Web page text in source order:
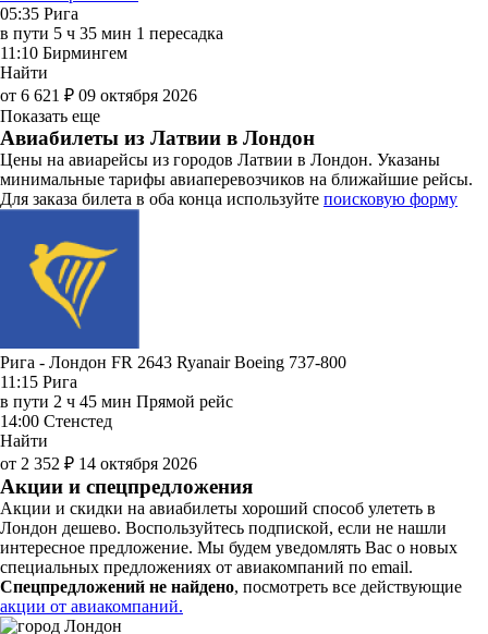
05:35 Рига
в пути 5 ч 35 мин 1 пересадка
11:10 Бирмингем
Найти
от 6 621 ₽ 09 октября 2026
Показать еще
Авиабилеты из Латвии в Лондон
Цены на авиарейсы из городов Латвии в Лондон. Указаны
минимальные тарифы авиаперевозчиков на ближайшие рейсы.
Для заказа билета в оба конца используйте поисковую форму
Рига - Лондон FR 2643 RyanairBoeing 737-800
11:15 Рига
в пути 2 ч 45 мин Прямой рейс
14:00 Стенстед
Найти
от 2 352 ₽ 14 октября 2026
Акции и спецпредложения
Акции и скидки на авиабилеты хороший способ улететь в
Лондон дешево. Воспользуйтесь подпиской, если не нашли
интересное предложение. Мы будем уведомлять Вас о новых
специальных предложениях от авиакомпаний по email.
Спецпредложений не найдено, посмотреть все действующие
акции от авиакомпаний.